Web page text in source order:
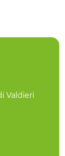
Valdieri